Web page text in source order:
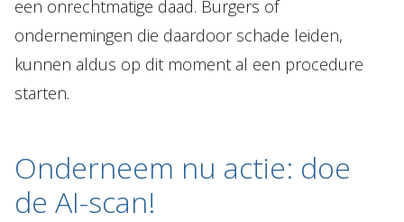
een onrechtmatige daad. Burgers of
ondernemingen die daardoor schade leiden,
kunnen aldus op dit moment al een procedure
starten.
Onderneem nu actie: doe
de AI-scan!